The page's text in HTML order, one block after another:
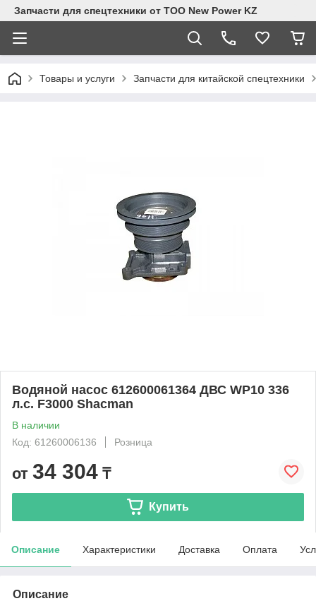
Запчасти для спецтехники от ТОО New Power KZ
Товары и услуги Запчасти для китайской спецтехники
Водяной насос 612600061364 ДВС WP10 336
л.с. F3000 Shacman
В наличии
Код: 61260006136
Розница
от 34 304 ₸
Купить
Описание Характеристики Доставка Оплата
Описание